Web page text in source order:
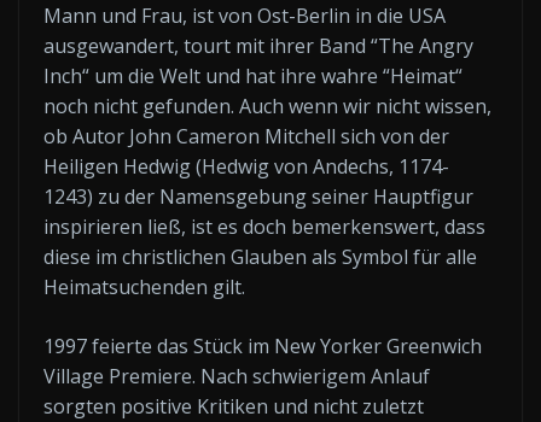
Mann und Frau, ist von Ost-Berlin in die USA
ausgewandert, tourt mit ihrer Band “The Angry
Inch“ um die Welt und hat ihre wahre “Heimat“
noch nicht gefunden. Auch wenn wir nicht wissen,
ob Autor John Cameron Mitchell sich von der
Heiligen Hedwig (Hedwig von Andechs, 1174-
1243) zu der Namensgebung seiner Hauptfigur
inspirieren ließ, ist es doch bemerkenswert, dass
diese im christlichen Glauben als Symbol für alle
Heimatsuchenden gilt.
1997 feierte das Stück im New Yorker Greenwich
Village Premiere. Nach schwierigem Anlauf
sorgten positive Kritiken und nicht zuletzt